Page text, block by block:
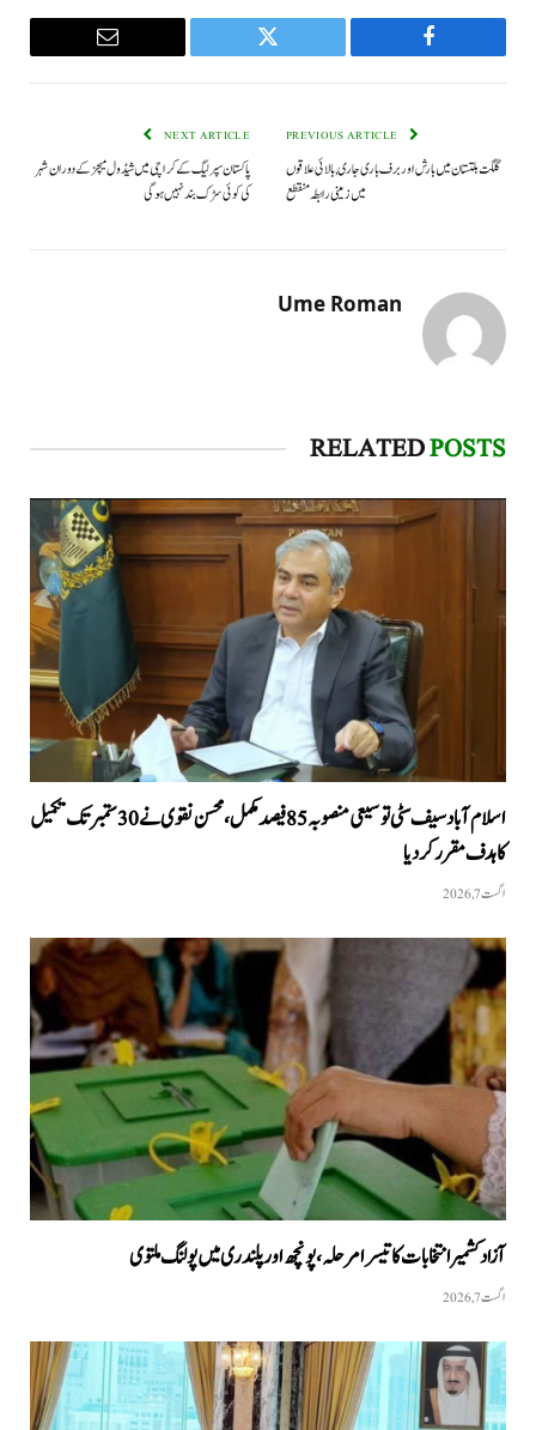
Facebook
Twitter
Email
گلگت بلتستان میں بارش اور برف باری جاری, بالائی علاقوں
میں زمینی رابطہ منقطع
NEXT ARTICLE
پاکستان سپر لیگ کے کراچی میں شیڈول میچز کے دوران شہر
کی کوئی سڑک بند نہیں ہوگی
Ume Roman
RELATEDPOSTS
اسلام آباد سیف سٹی توسیعی منصوبہ 85 فیصد مکمل، محسن نقوی نے 30 ستمبر تک تکمیل
کا ہدف مقرر کر دیا
اگست 7, 2026
آزاد کشمیر انتخابات کا تیسرا مرحلہ، پونچھ اور پلندری میں پولنگ ملتوی
اگست 7, 2026